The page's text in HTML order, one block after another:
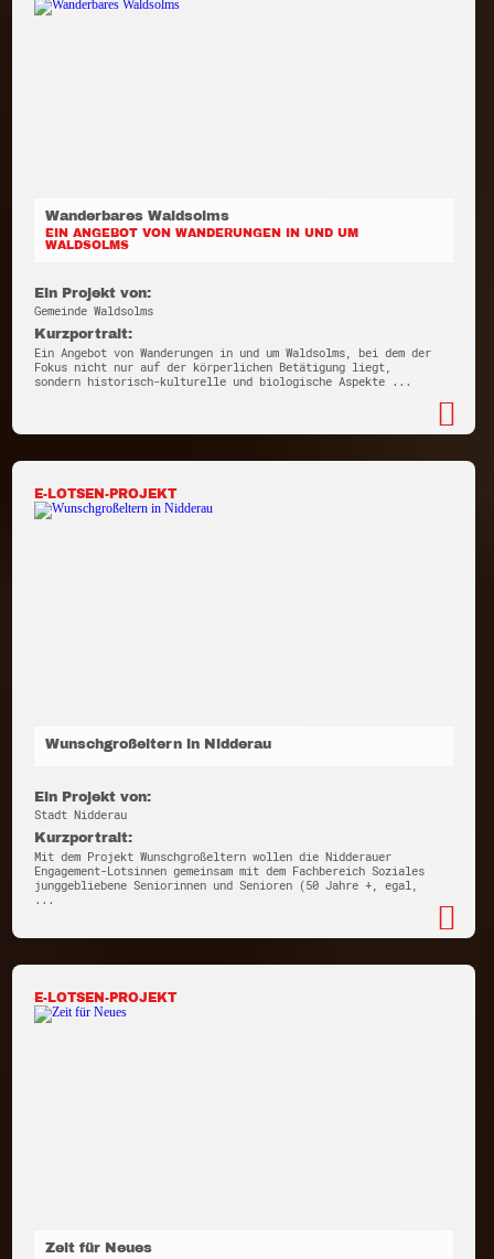
Wanderbares Waldsolms
EIN ANGEBOT VON WANDERUNGEN IN UND UM
WALDSOLMS
Ein Projekt von:
Gemeinde Waldsolms
Kurzportrait:
Ein Angebot von Wanderungen in und um Waldsolms, bei dem der
Fokus nicht nur auf der körperlichen Betätigung liegt,
sondern historisch-kulturelle und biologische Aspekte ...
E-LOTSEN-PROJEKT
Wunschgroßeltern in Nidderau
Ein Projekt von:
Stadt Nidderau
Kurzportrait:
Mit dem Projekt Wunschgroßeltern wollen die Nidderauer
Engagement-Lotsinnen gemeinsam mit dem Fachbereich Soziales
junggebliebene Seniorinnen und Senioren (50 Jahre +, egal,
...
E-LOTSEN-PROJEKT
Zeit für Neues